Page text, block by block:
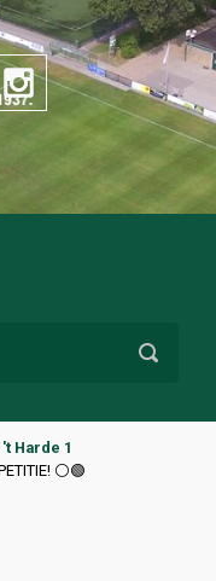
't Harde 1
⚪️🟢